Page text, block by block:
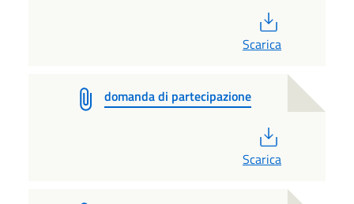
Scarica
domanda di partecipazione
Scarica